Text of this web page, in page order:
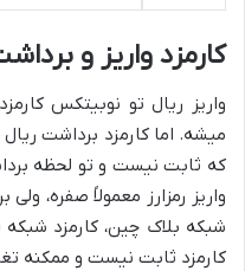
کارمزد واریز و
واریز ریال تو نوبیتکس
میشه. اما کارمزد برداشت
که ثابت نیست و تو لحظه
واریز رمزارز معمولاً صفره،
کارمزد ثابت نیست و ممکنه